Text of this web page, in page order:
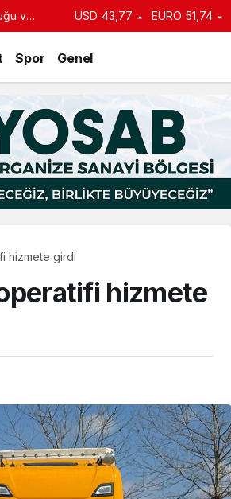
USD 43,77 EURO 51,74
Spor Genel
hizmete girdi
hizmete